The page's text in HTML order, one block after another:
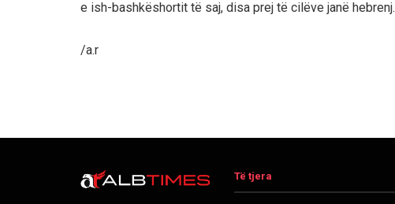
e ish-bashkëshortit të saj, disa prej të cilëve janë hebrenj.
/a.r
Të tjera